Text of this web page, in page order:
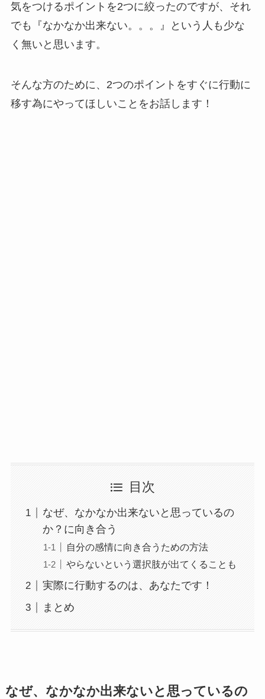
気をつけるポイントを2つに絞ったのですが、それ
でも『なかなか出来ない。。。』という人も少な
く無いと思います。
そんな方のために、2つのポイントをすぐに行動に
移す為にやってほしいことをお話します！
目次
なぜ、なかなか出来ないと思っているの
か？に向き合う
自分の感情に向き合うための方法
やらないという選択肢が出てくることも
実際に行動するのは、あなたです！
まとめ
なぜ、なかなか出来ないと思っているの